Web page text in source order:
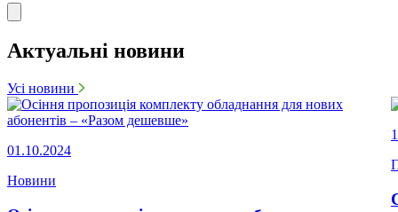
Актуальні новини
Усі новини
01.10.2024
Новини